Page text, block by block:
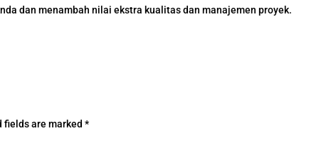
dan menambah nilai ekstra kualitas dan manajemen proyek.
fields are marked*